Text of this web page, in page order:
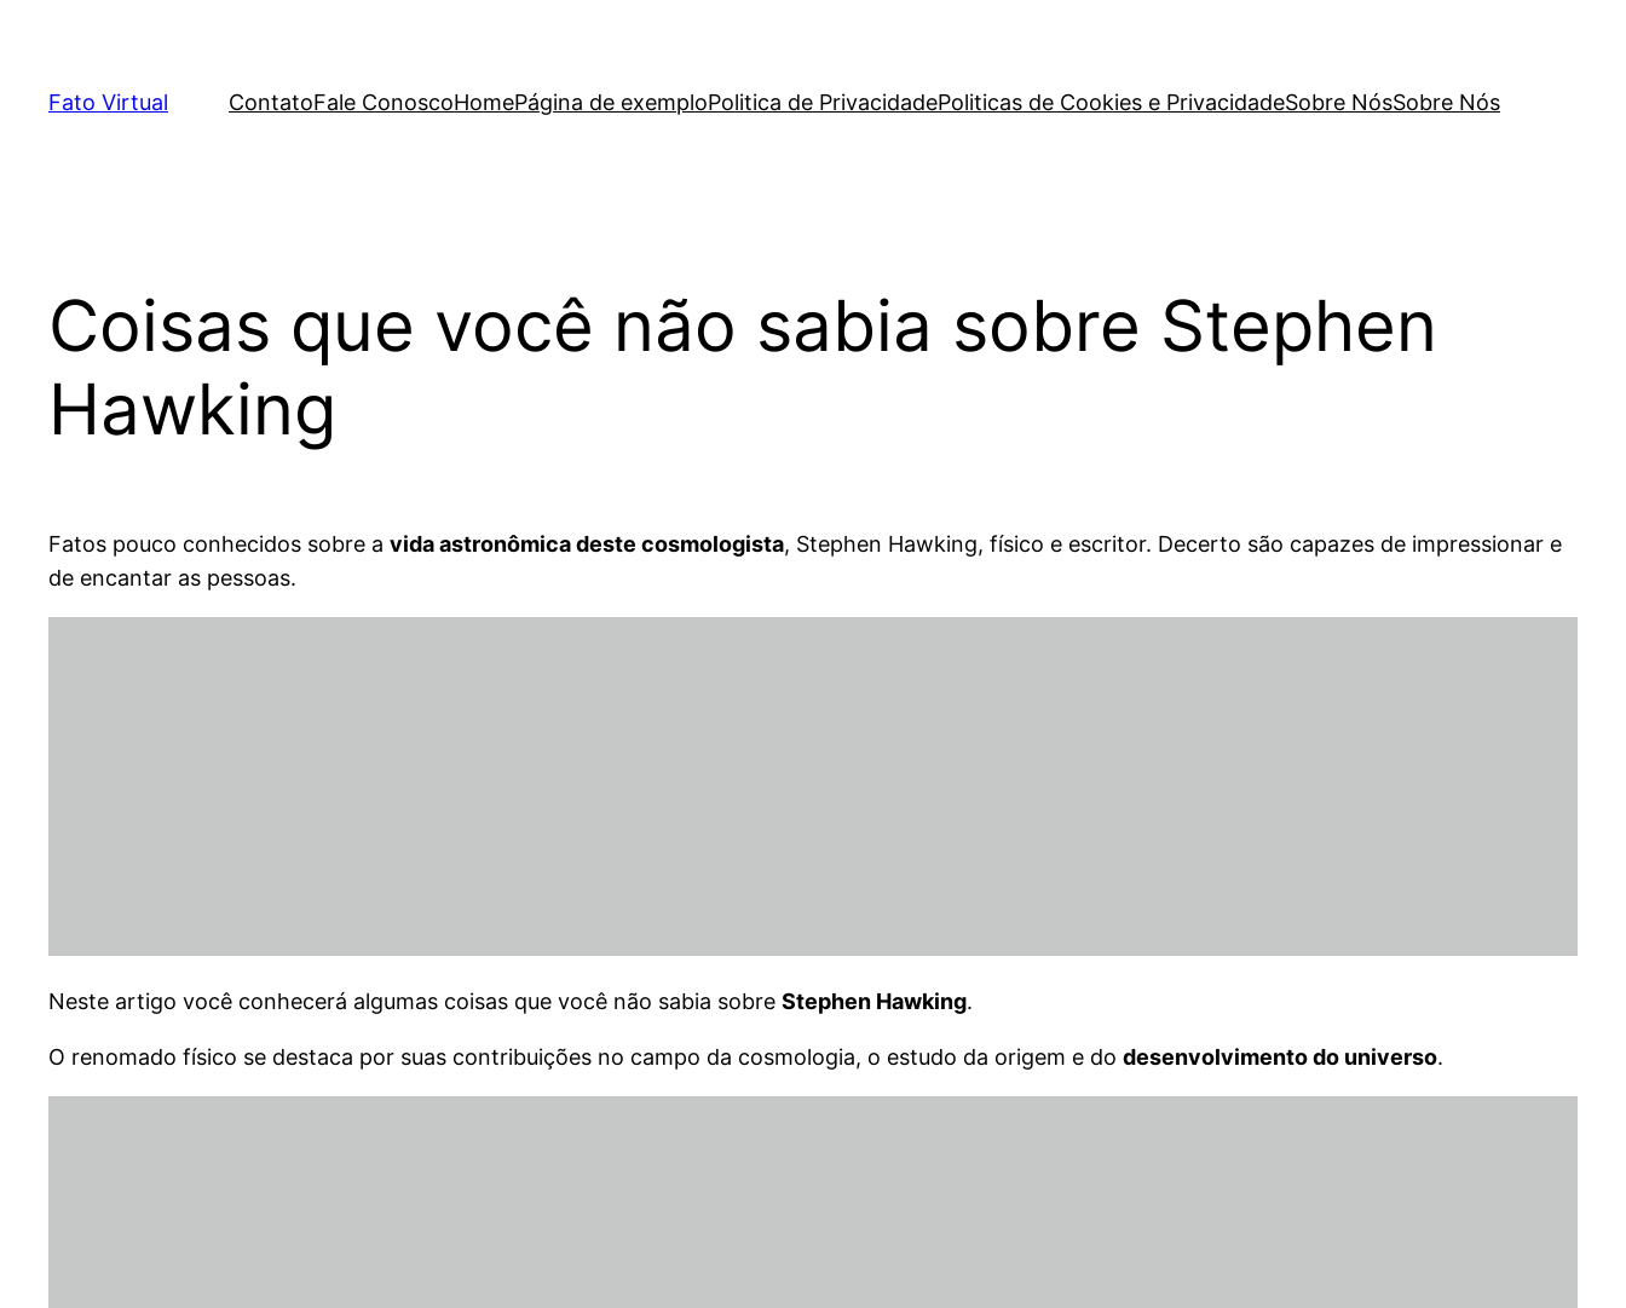
content
Fato Virtual ContatoFale ConoscoHomePágina de exemploPolitica de PrivacidadePoliticas de Cookies e PrivacidadeSobre NósSobre Nós
Coisas que você não sabia sobre Stephen
Hawking
Fatos pouco conhecidos sobre a vida astronômica deste cosmologista, Stephen Hawking, físico e escritor. Decerto são capazes de impressionar e
de encantar as pessoas.
Neste artigo você conhecerá algumas coisas que você não sabia sobre Stephen Hawking.
O renomado físico se destaca por suas contribuições no campo da cosmologia, o estudo da origem e do desenvolvimento do universo.